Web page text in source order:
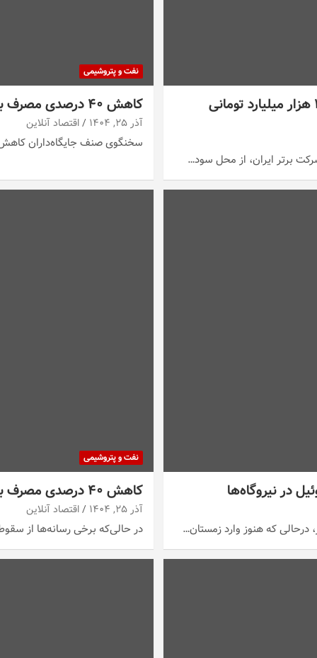
خبر خوش برای سهامداران «فارس» غول بازار سرمایه، ۱۲۵ هزار میلیارد تومانی
نفت و پتروشیمی
کاهش ۴۰ درصدی مصرف بنزین تکذیب شد / افت مصرف جزئی است
آذر ۲۵, ۱۴۰۴ اقتصاد آنلاین
سخنگوی صنف جایگاه‌داران کاهش ۴۰ درصدی مصرف بنزین را رد
در نیروگاه‌ها
نفت و پتروشیمی
کاهش ۴۰ درصدی مصرف بنزین شایعه یا واقعیت؟ / این آمار از کجا می‌آید؟
آذر ۲۵, ۱۴۰۴ اقتصاد آنلاین
در حالی‌که برخی رسانه‌ها از سقوط ۴۰ درصدی مصرف بنزین در روز نخست اجرای طرح